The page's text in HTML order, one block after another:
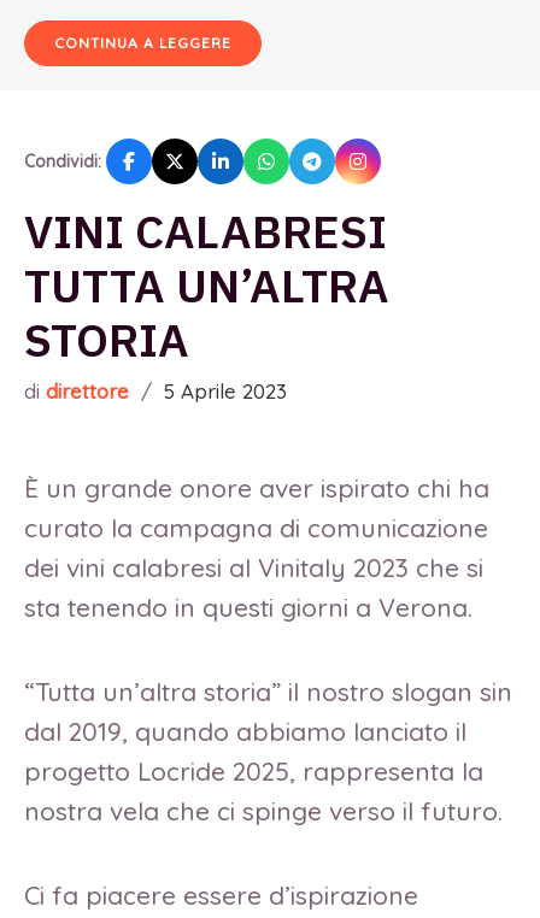
CONTINUA A LEGGERE
Condividi:
VINI CALABRESI
TUTTA UN’ALTRA
STORIA
di direttore / 5 Aprile 2023
È un grande onore aver ispirato chi ha
curato la campagna di comunicazione
dei vini calabresi al Vinitaly 2023 che si
sta tenendo in questi giorni a Verona.
“Tutta un’altra storia” il nostro slogan sin
dal 2019, quando abbiamo lanciato il
progetto Locride 2025, rappresenta la
nostra vela che ci spinge verso il futuro.
Ci fa piacere essere d’ispirazione